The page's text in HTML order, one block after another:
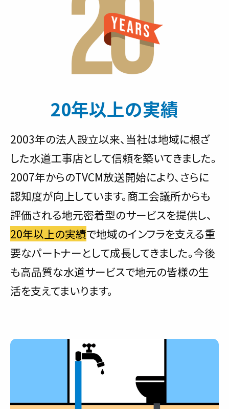
20年以上の実績
2003年の法人設立以来、当社は地域に根ざ
した水道工事店として信頼を築いてきました。
2007年からのTVCM放送開始により、さらに
認知度が向上しています。商工会議所からも
評価される地元密着型のサービスを提供し、
20年以上の実績で地域のインフラを支える重
要なパートナーとして成長してきました。今後
も高品質な水道サービスで地元の皆様の生
活を支えてまいります。